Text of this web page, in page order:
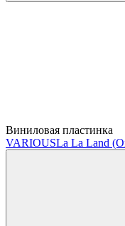
Виниловая пластинка
VARIOUSLa La Land